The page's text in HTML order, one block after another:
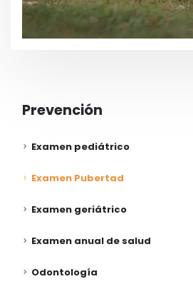
Prevención
Examen pediátrico
Examen Pubertad
Examen geriátrico
Examen anual de salud
Odontología